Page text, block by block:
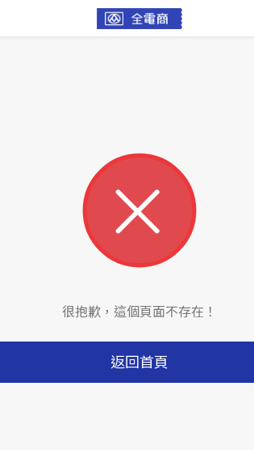
很抱歉，這個頁面不存在！
返回首頁